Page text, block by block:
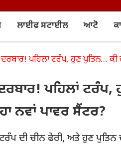
ਲਾਈਫ ਸਟਾਈਲ ਆਟੋ
ਪਹਿਲਾਂ ਟਰੰਪ, ਹੁਣ ਪੁਤਿਨ… ਕੀ
ਪਹਿਲਾਂ ਟਰੰਪ,
ਨਵਾਂ ਪਾਵਰ ਸੈਂਟਰ?
ਦੀ ਚੀਨ ਫੇਰੀ, ਅਤੇ ਹੁਣ ਪੁਤਿਨ